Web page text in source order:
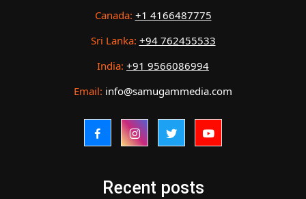
Canada: +1 4166487775
Sri Lanka: +94 762455533
India: +91 9566086994
Email: info@samugammedia.com
Recent posts